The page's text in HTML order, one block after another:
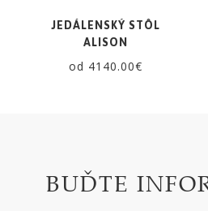
JEDÁLENSKÝ STÔL
ALISON
od 4140.00€
BUĎTE